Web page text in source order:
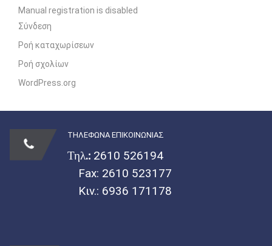
Manual registration is disabled
Σύνδεση
Ροή καταχωρίσεων
Ροή σχολίων
WordPress.org
ΤΗΛΕΦΩΝΑ ΕΠΙΚΟΙΝΩΝΙΑΣ
Τηλ.: 2610 526194
Fax: 2610 523177
Κιν.: 6936 171178